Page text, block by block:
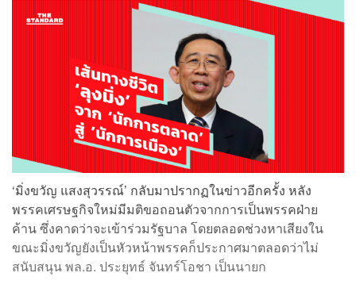
‘มิ่งขวัญ แสงสุวรรณ์’ กลับมาปรากฏในข่าวอีกครั้ง หลัง
พรรคเศรษฐกิจใหม่มีมติขอถอนตัวจากการเป็นพรรคฝ่าย
ค้าน ซึ่งคาดว่าจะเข้าร่วมรัฐบาล โดยตลอดช่วงหาเสียงใน
ขณะมิ่งขวัญยังเป็นหัวหน้าพรรคก็ประกาศมาตลอดว่าไม่
สนับสนุน พล.อ. ประยุทธ์ จันทร์โอชา เป็นนายก